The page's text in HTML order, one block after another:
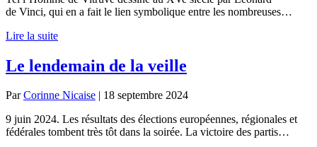
de Vinci, qui en a fait le lien symbolique entre les nombreuses…
Lire la suite
Le lendemain de la veille
ParCorinne Nicaise | 18 septembre 2024
9 juin 2024. Les résultats des élections européennes, régionales et
fédérales tombent très tôt dans la soirée. La victoire des partis…